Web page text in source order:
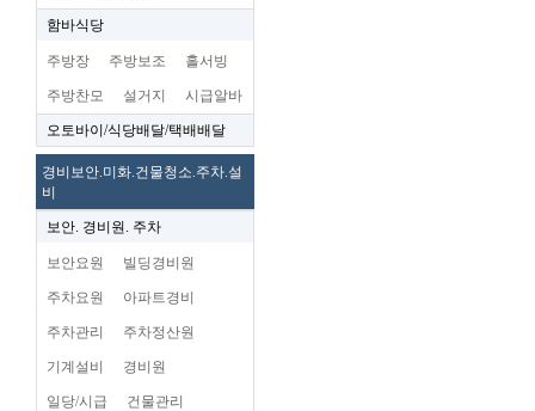
함바식당
주방장 주방보조 홀서빙
주방찬모 설거지 시급알바
오토바이/식당배달/택배배달
경비보안.미화.건물청소.주차.설
비
보안. 경비원. 주차
보안요원 빌딩경비원
주차요원 아파트경비
주차관리 주차정산원
기계설비 경비원
일당/시급 건물관리